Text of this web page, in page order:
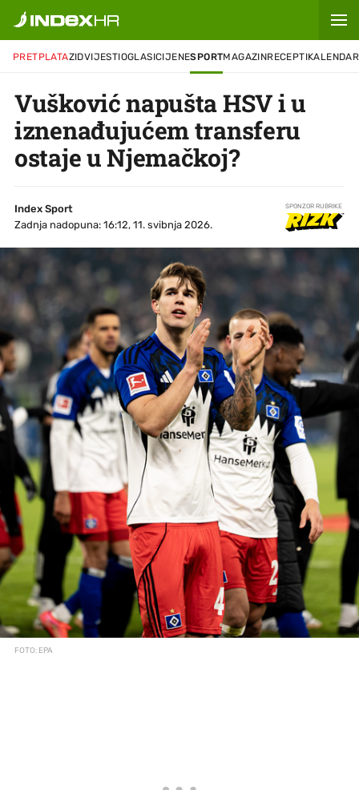
PRETPLATAZIDVIJESTIOGLASICIJENESPORTMAGAZINRECEPTIKALENDAR
Vušković napušta HSV i u
iznenađujućem transferu
ostaje u Njemačkoj?
Index Sport
Zadnja nadopuna: 16:12, 11. svibnja 2026.
SPONZOR RUBRIKE
FOTO: EPA